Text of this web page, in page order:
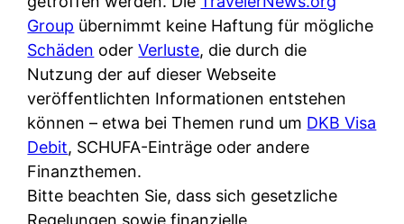
e
B
a
n
k
k
a
r
t
k
o
t
n
o
i
r
m
a
a
m
p
r
i
Group übernimmt keine Haftung für mögliche
Schäden oderVerluste, die durch die
Nutzung der auf dieser Webseite
veröffentlichten Informationen entstehen
können – etwa bei Themen rund um DKB Visa
Debit, SCHUFA-Einträge oder andere
Finanzthemen.
Bitte beachten Sie, dass sich gesetzliche
Regelungen sowie finanzielle